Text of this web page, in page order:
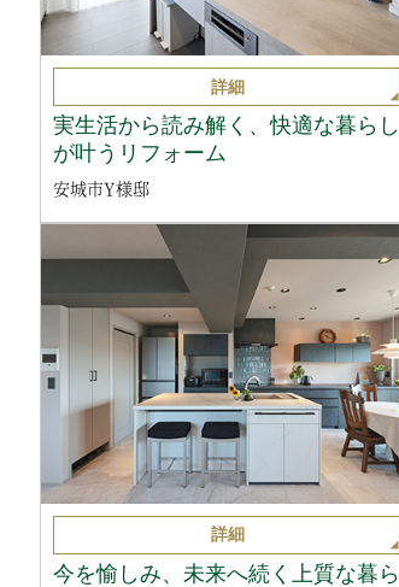
詳細
実生活から読み解く、快適な暮らし
が叶うリフォーム
安城市Y様邸
詳細
今を愉しみ、未来へ続く上質な暮ら